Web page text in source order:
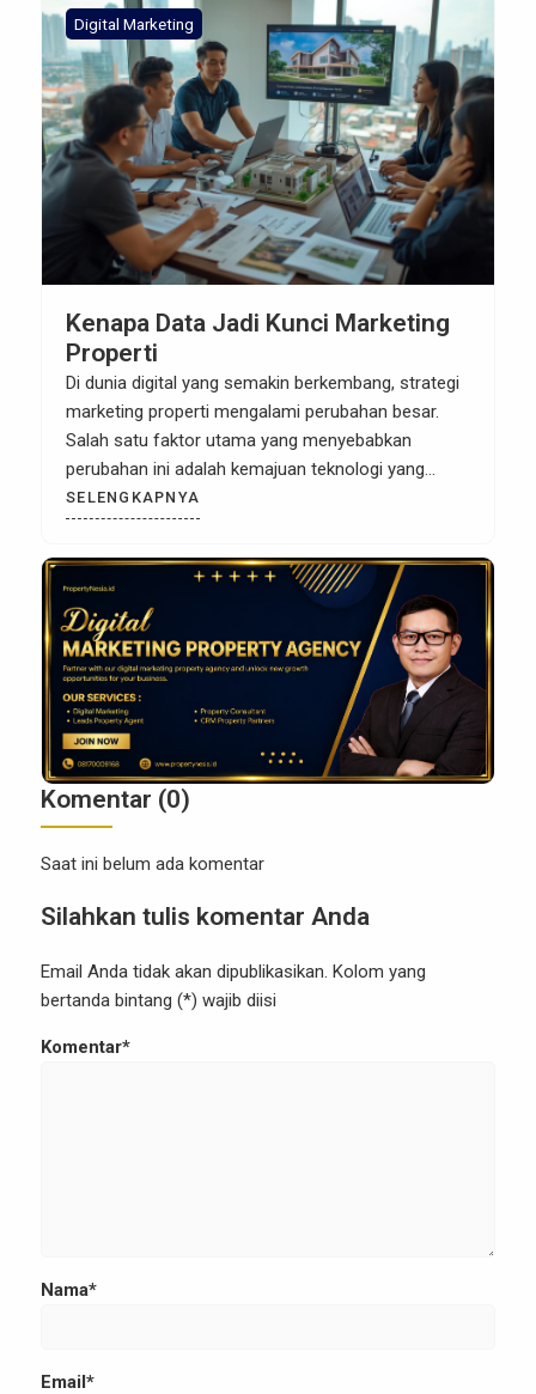
Digital Marketing
Kenapa Data Jadi Kunci Marketing
Properti
Di dunia digital yang semakin berkembang, strategi
marketing properti mengalami perubahan besar.
Salah satu faktor utama yang menyebabkan
perubahan ini adalah kemajuan teknologi yang
memungkinkan pengumpulan dan analisis data
secara real-time. Sebagai pengusaha atau agen
properti, memanfaatkan data dengan bijak kini
menjadi kunci untuk meraih kesuksesan dalam
pemasaran properti. Data bukan hanya sekadar
angka atau […]
SELENGKAPNYA
Komentar (0)
Saat ini belum ada komentar
Silahkan tulis komentar Anda
Email Anda tidak akan dipublikasikan. Kolom yang
bertanda bintang (*) wajib diisi
Komentar*
Nama*
Email*